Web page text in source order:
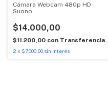
Cámara Webcam 480p HD
Suono
$14.000,00
$11.200,00 con Transferencia
2 x $7.000,00 sin interés